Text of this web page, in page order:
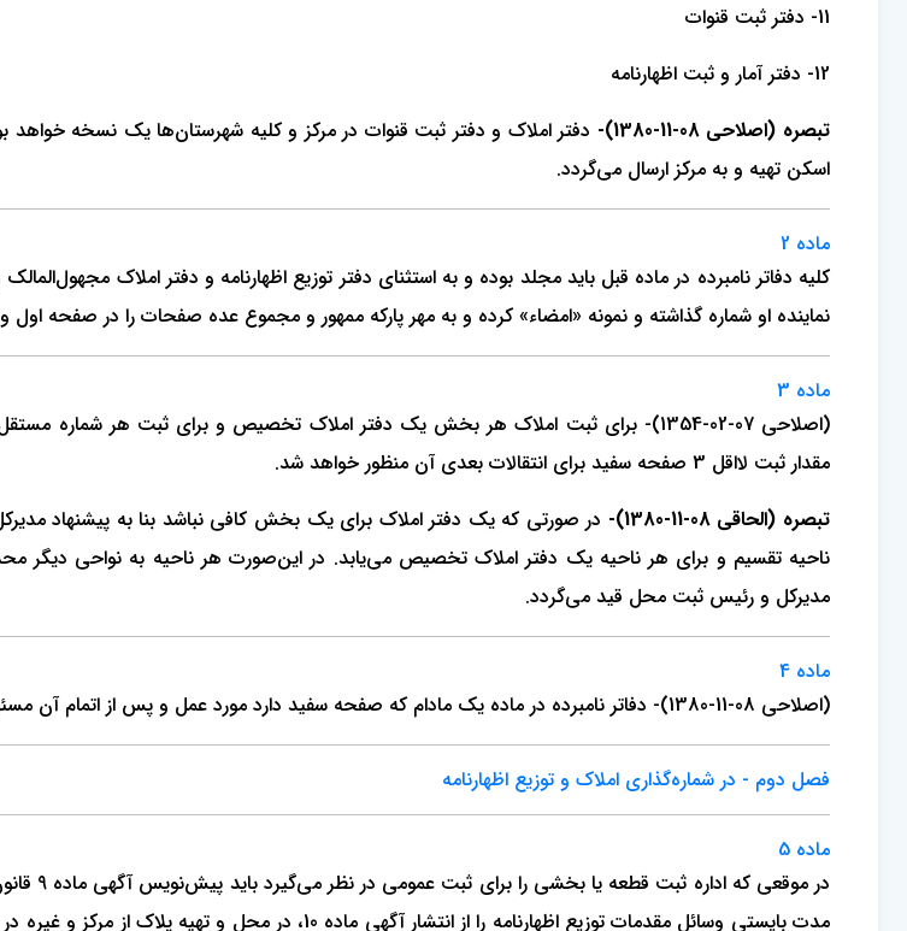
11- دفتر ثبت قنوات
12- دفتر آمار و ثبت اظهارنامه
تبصره (اصلاحی 08-11-1380)-
دفتر املاک و دفتر ثبت قنوات در مرکز و کلیه شهرستان‌ها یک نسخه خواهد
اسکن تهیه و به مرکز ارسال می‌گردد.
ماده 2
کلیه دفاتر نامبرده در ماده قبل باید مجلد بوده و به استثنای دفتر توزیع اظهارنامه و دفتر املاک
نماینده او شماره گذاشته و نمونه «امضاء» کرده و به مهر پارکه ممهور و مجموع عده صفحات را در صفحه اول
ماده 3
(اصلاحی 07-02-1354)- برای ثبت املاک هر بخش یک دفتر املاک تخصیص و برای ثبت هر
مقدار ثبت لااقل 3 صفحه سفید برای انتقالات بعدی آن منظور خواهد شد.
تبصره (الحاقی 08-11-1380)-
در صورتی که یک دفتر املاک برای یک بخش کافی نباشد بنا به پیشنهاد
ناحیه تقسیم و برای هر ناحیه یک دفتر املاک تخصیص می‌یابد. در این‌صورت هر ناحیه به نواحی دیگر
مدیرکل و رئیس ثبت محل قید می‌گردد.
ماده 4
(اصلاحی 08-11-1380)- دفاتر نامبرده در ماده یک مادام که صفحه سفید دارد مورد عمل و پس از اتمام آن مسئول دفتر باید تعداد شماره‌های ثبت را در آخر دفتر قید و بسته، امضاء نماید.
فصل دوم - در شماره‌‌گذاری املاک و توزیع اظهارنامه
ماده 5
در
مدت بایستی وسائل مقدمات توزیع اظهارنامه را از انتشار